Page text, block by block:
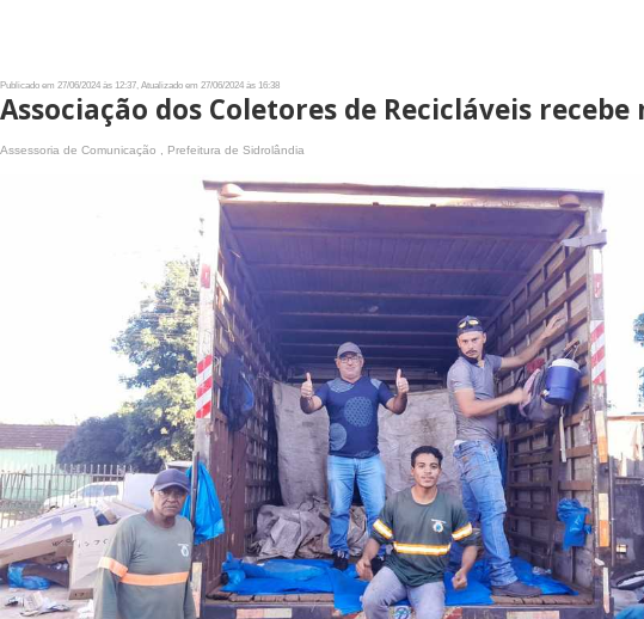
Publicado em 27/06/2024 às 12:37, Atualizado em 27/06/2024 às 16:38
Associação dos Coletores de Recicláveis
Assessoria de Comunicação , Prefeitura de Sidrolândia